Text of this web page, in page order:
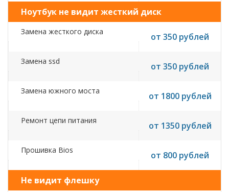
Ноутбук не видит жесткий диск
Замена жесткого диска от 350 рублей
Замена ssd от 350 рублей
Замена южного моста от 1800 рублей
Ремонт цепи питания от 1350 рублей
Прошивка Bios от 800 рублей
Не видит флешку